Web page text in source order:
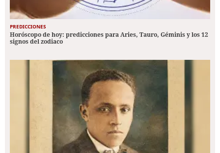
PREDICCIONES
Horóscopo de hoy: predicciones para Aries, Tauro, Géminis y los 12
signos del zodiaco